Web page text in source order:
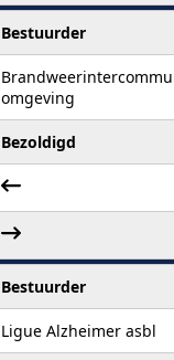
Bestuurder
omgeving
Bezoldigd
Bestuurder
Ligue Alzheimer asbl